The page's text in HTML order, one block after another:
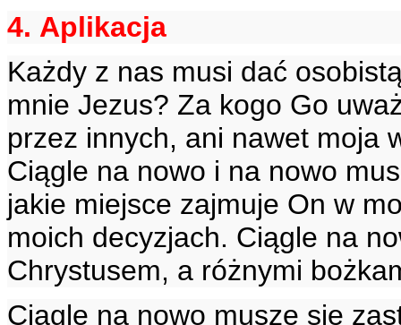
4. Aplikacja
Każdy z nas musi dać
mnie Jezus? Za kogo Go
przez innych, ani nawet moja
Ciągle na nowo i na nowo
jakie miejsce zajmuje On w
moich decyzjach. Ciągle na
Chrystusem, a różnymi
Ciągle na nowo muszę się